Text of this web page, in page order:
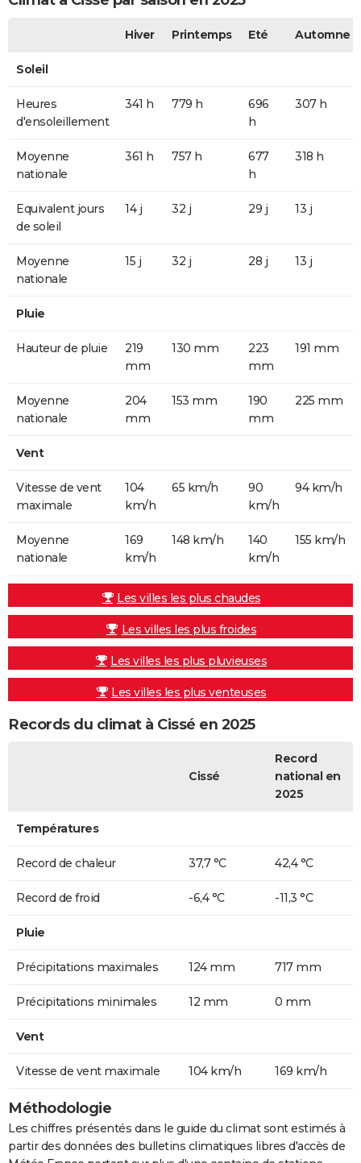
Hiver Printemps Eté Automne
Soleil
Heures
d'ensoleillement
341 h 779 h
696
h
307 h
Moyenne
nationale
361 h 757 h
677
h
318 h
Equivalent jours
de soleil
14 j 32 j 29 j 13 j
Moyenne
nationale
15 j 32 j 28 j 13 j
Pluie
Hauteur de pluie
219
mm
130 mm
223
mm
191 mm
Moyenne
nationale
204
mm
153 mm
190
mm
225 mm
Vent
Vitesse de vent
maximale
104
km/h
65 km/h
90
km/h
94 km/h
Moyenne
nationale
169
km/h
148 km/h
140
km/h
155 km/h
Les villes les plus chaudes
Les villes les plus froides
Les villes les plus pluvieuses
Les villes les plus venteuses
Records du climat à Cissé en 2025
Cissé
Record
national en
2025
Températures
Record de chaleur 37,7 °C 42,4 °C
Record de froid -6,4 °C -11,3 °C
Pluie
Précipitations maximales 124 mm 717 mm
Précipitations minimales 12 mm 0 mm
Vent
Vitesse de vent maximale 104 km/h 169 km/h
Méthodologie
Les chiffres présentés dans le guide du climat sont estimés à
partir des données des bulletins climatiques libres d'accès de